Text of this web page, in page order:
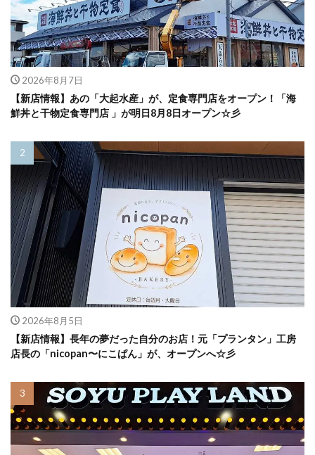
2026年8月7日
【新店情報】あの「大起水産」が、定食専門店をオープン！「海
鮮丼と干物定食専門店 」が明日8月8日オープン☆彡
2026年8月5日
【新店情報】長年の夢だった自分のお店！元「プランタン」工房
店長の「nicopan〜にこぱん」が、オープンへ☆彡